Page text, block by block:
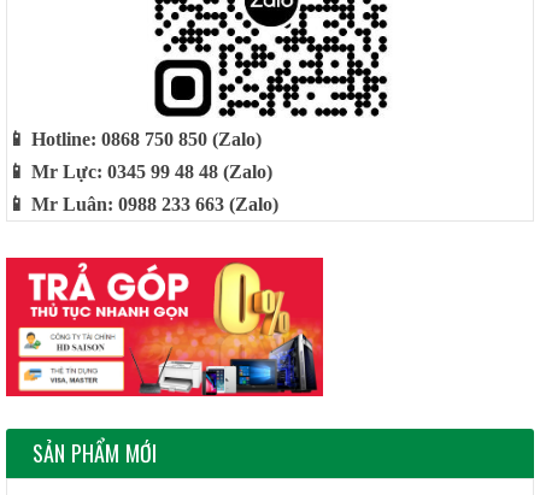
📱 Hotline: 0868 750 850 (Zalo)
📱 Mr Lực: 0345 99 48 48 (Zalo)
📱 Mr Luân: 0988 233 663 (Zalo)
SẢN PHẨM MỚI